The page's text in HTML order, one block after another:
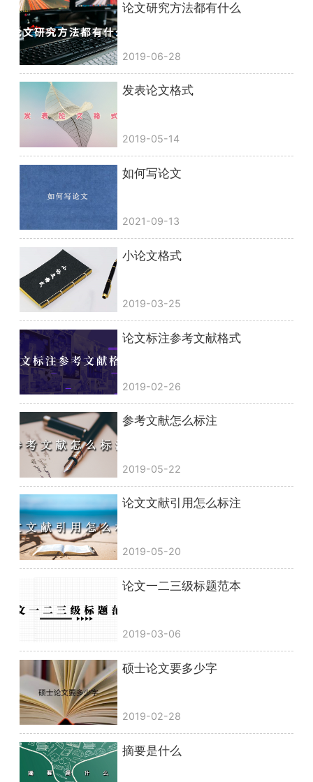
论文研究方法都有什么
2019-06-28
发表论文格式
2019-05-14
如何写论文
2021-09-13
小论文格式
2019-03-25
论文标注参考文献格式
2019-02-26
参考文献怎么标注
2019-05-22
论文文献引用怎么标注
2019-05-20
论文一二三级标题范本
2019-03-06
硕士论文要多少字
2019-02-28
摘要是什么